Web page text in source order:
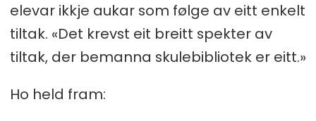
elevar ikkje aukar som følge av eitt enkelt
tiltak. «Det krevst eit breitt spekter av
tiltak, der bemanna skulebibliotek er eitt.»
Ho held fram: